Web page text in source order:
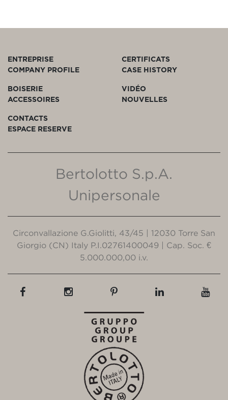
ENTREPRISE
COMPANY PROFILE
CERTIFICATS
CASE HISTORY
BOISERIE
ACCESSOIRES
VIDÉO
NOUVELLES
CONTACTS
ESPACE RESERVE
Bertolotto S.p.A.
Unipersonale
Circonvallazione G.Giolitti, 43/45 | 12030 Torre San
Giorgio (CN) Italy P.I.02761400049 | Cap. Soc. €
5.000.000,00 i.v.